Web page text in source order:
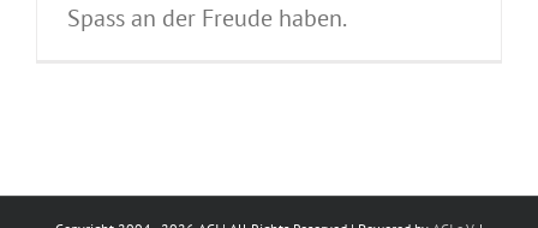
Spass an der Freude haben.